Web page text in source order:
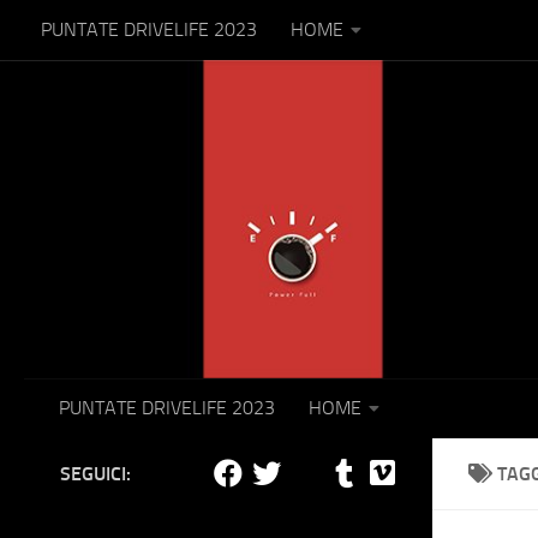
Salta al contenuto
PUNTATE DRIVELIFE 2023 HOME
PUNTATE DRIVELIFE 2023 HOME
SEGUICI: